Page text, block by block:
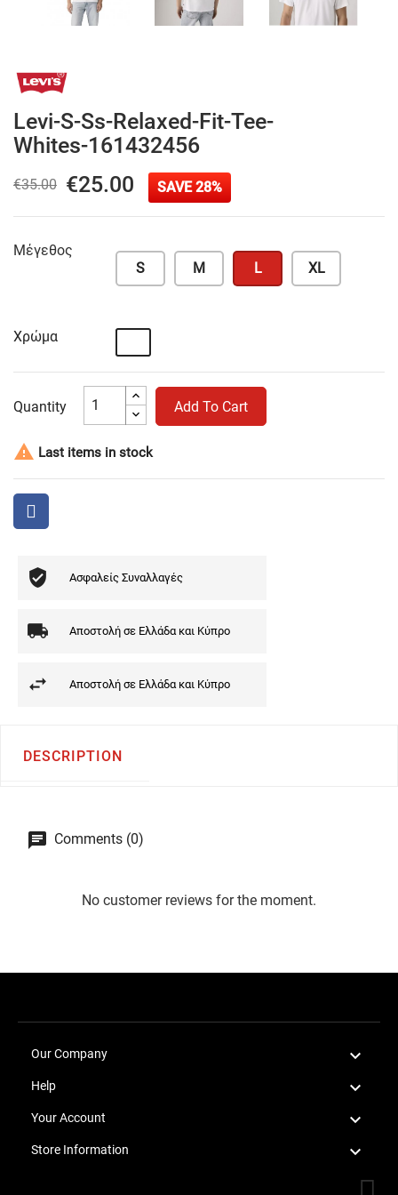
Levi-S-Ss-Relaxed-Fit-Tee-
Whites-161432456
€35.00 €25.00 SAVE 28%
Μέγεθος
S
M L XL
Χρώμα
Quantity Add To Cart
 Last items in stock
Ασφαλείς Συναλλαγές
Αποστολή σε Ελλάδα και Κύπρο
Αποστολή σε Ελλάδα και Κύπρο
DESCRIPTION
Comments (0)
No customer reviews for the moment.
Our Company 
Help 
Your Account 
Store Information 